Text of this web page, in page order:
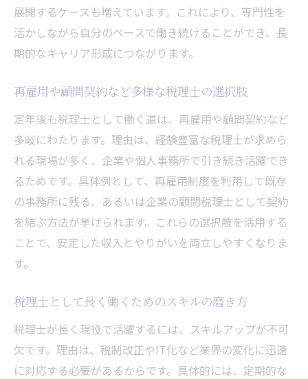
展開するケースも増えています。これにより、専門性を
活かしながら自分のペースで働き続けることができ、長
期的なキャリア形成につながります。
再雇用や顧問契約など多様な税理士の選択肢
定年後も税理士として働く道は、再雇用や顧問契約など
多岐にわたります。理由は、経験豊富な税理士が求めら
れる現場が多く、企業や個人事務所で引き続き活躍でき
るためです。具体例として、再雇用制度を利用して既存
の事務所に残る、あるいは企業の顧問税理士として契約
を結ぶ方法が挙げられます。これらの選択肢を活用する
ことで、安定した収入とやりがいを両立しやすくなりま
す。
税理士として長く働くためのスキルの磨き方
税理士が長く現役で活躍するには、スキルアップが不可
欠です。理由は、税制改正やIT化など業界の変化に迅速
に対応する必要があるからです。具体的には、定期的な